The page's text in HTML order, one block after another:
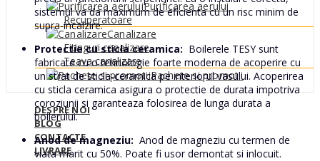
Purificarea aerului
Recuperatoare
Canalizare
Fitinguri canalizare
Teava canalizare
Pachete si promotii
DESPRE NOI
BLOG
CONTACTE
LIVRARE
sistemul va da maximum de eficienta cu un risc minim de
supra-incalzire.
Protectie cu sticla ceramica: Boilerele TESY sunt
fabricate cu o tehnologie foarte moderna de acoperire cu
un strat de sticla-ceramica pe interiorul vasului. Acoperirea
cu sticla ceramica asigura o protectie de durata impotriva
coroziunii si garanteaza folosirea de lunga durata a
boilerului.
Anod de magneziu: Anod de magneziu cu termen de
viata marit cu 50%. Poate fi usor demontat si inlocuit.